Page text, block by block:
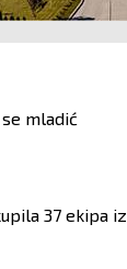
mladić
37 ekipa iz